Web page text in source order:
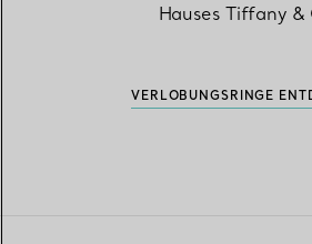
Hauses Tiffany &
VERLOBUNGSRINGE